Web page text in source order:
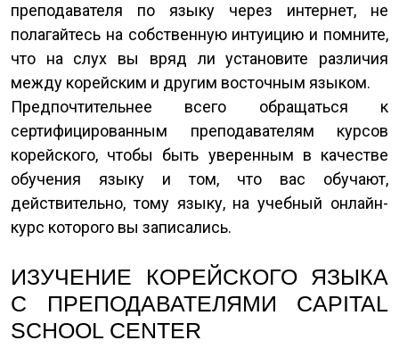
преподавателя по языку через интернет, не
полагайтесь на собственную интуицию и помните,
что на слух вы вряд ли установите различия
между корейским и другим восточным языком.
Предпочтительнее всего обращаться к
сертифицированным преподавателям курсов
корейского, чтобы быть уверенным в качестве
обучения языку и том, что вас обучают,
действительно, тому языку, на учебный онлайн-
курс которого вы записались.
ИЗУЧЕНИЕ КОРЕЙСКОГО ЯЗЫКА
С ПРЕПОДАВАТЕЛЯМИ CAPITAL
SCHOOL CENTER